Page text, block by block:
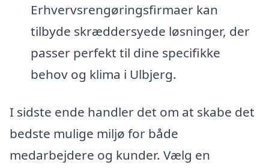
Erhvervsrengøringsfirmaer kan
tilbyde skræddersyede løsninger, der
passer perfekt til dine specifikke
behov og klima i Ulbjerg.
I sidste ende handler det om at skabe det
bedste mulige miljø for både
medarbejdere og kunder. Vælg en